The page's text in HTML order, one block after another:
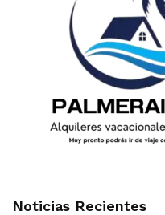
Noticias Recientes